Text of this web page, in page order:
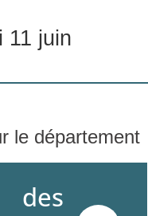
11 juin
le département